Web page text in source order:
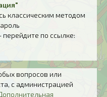
классическим методом
по ссылке:
вопросов или
с администрацией